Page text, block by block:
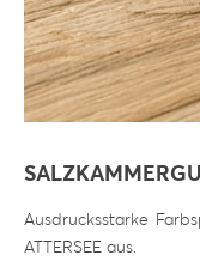
Ausdrucksstarke
ATTERSEE aus.